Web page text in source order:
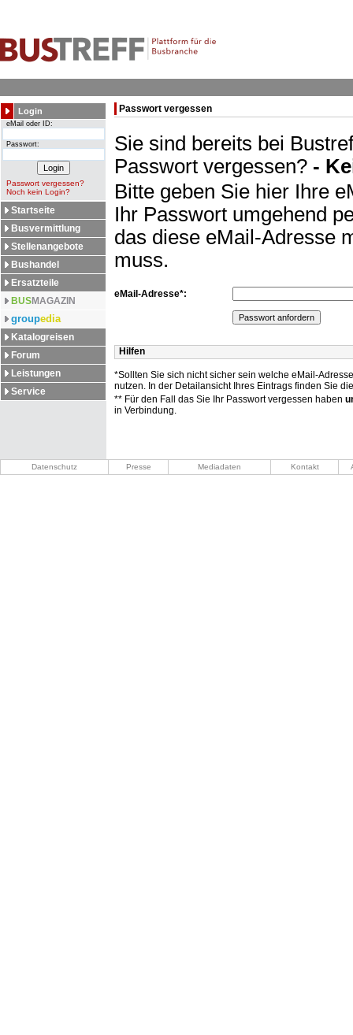
Login
eMail oder ID:
Passwort:
Passwort vergessen?
Noch kein Login?
Startseite
Busvermittlung
Stellenangebote
Bushandel
Ersatzteile
BUSMAGAZIN
groupedia
Katalogreisen
Forum
Leistungen
Service
Passwort vergessen
Sie sind bereits bei
Passwort vergessen? -
Bitte geben Sie hier Ihre
Ihr Passwort umgehend
das diese eMail-Adresse
muss.
eMail-Adresse*:
Hilfen
*Sollten Sie sich nicht sicher sein welche eMail-
nutzen. In der Detailansicht Ihres Eintrags finden Sie
** Für den Fall das Sie Ihr Passwort vergessen haben
in Verbindung.
Datenschutz Presse Mediadaten Kontakt